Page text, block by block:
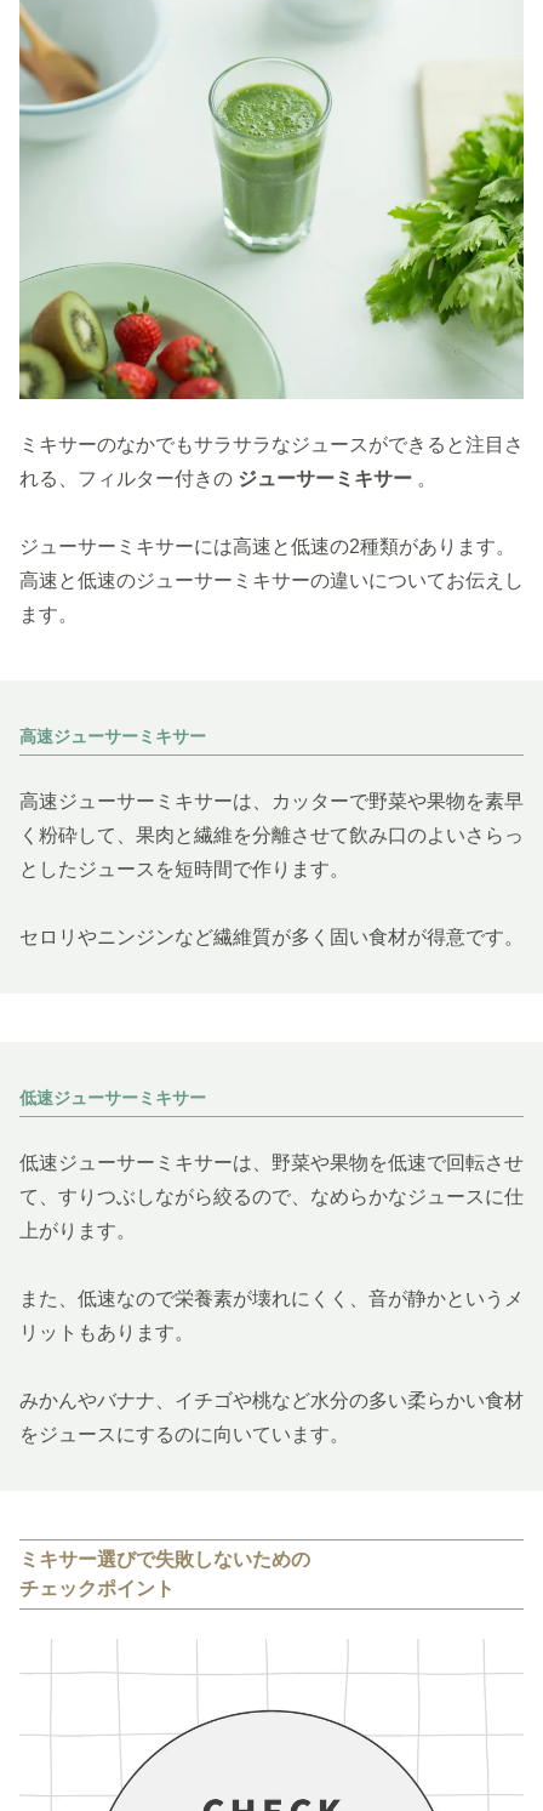
ミキサーのなかでもサラサラなジュースができると注目さ
れる、フィルター付きの ジューサーミキサー 。
ジューサーミキサーには高速と低速の2種類があります。
高速と低速のジューサーミキサーの違いについてお伝えし
ます。
高速ジューサーミキサー
高速ジューサーミキサーは、カッターで野菜や果物を素早
く粉砕して、果肉と繊維を分離させて飲み口のよいさらっ
としたジュースを短時間で作ります。
セロリやニンジンなど繊維質が多く固い食材が得意です。
低速ジューサーミキサー
低速ジューサーミキサーは、野菜や果物を低速で回転させ
て、すりつぶしながら絞るので、なめらかなジュースに仕
上がります。
また、低速なので栄養素が壊れにくく、音が静かというメ
リットもあります。
みかんやバナナ、イチゴや桃など水分の多い柔らかい食材
をジュースにするのに向いています。
ミキサー選びで失敗しないための
チェックポイント